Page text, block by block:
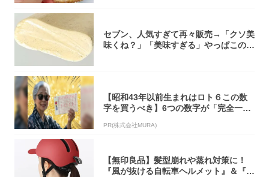
セブン、人気すぎて再々販売→「クソ美
味くね？」「美味すぎる」やっぱこのク
【昭和43年以前生まれはロト６この数
字を買うべき】6つの数字が「完全一
PR(株式会社MURA)
【無印良品】髪型崩れや蒸れ対策に！
『風が抜ける自転車ヘルメット』＆『2